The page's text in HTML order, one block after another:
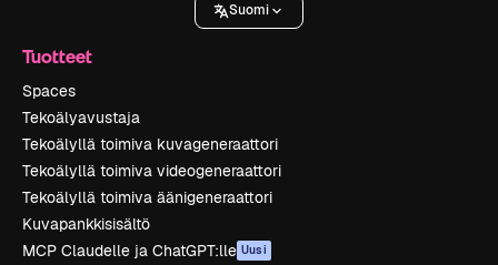
Suomi
Tuotteet
Spaces
Tekoälyavustaja
Tekoälyllä toimiva kuvageneraattori
Tekoälyllä toimiva videogeneraattori
Tekoälyllä toimiva äänigeneraattori
Kuvapankkisisältö
MCP Claudelle ja ChatGPT:lle Uusi